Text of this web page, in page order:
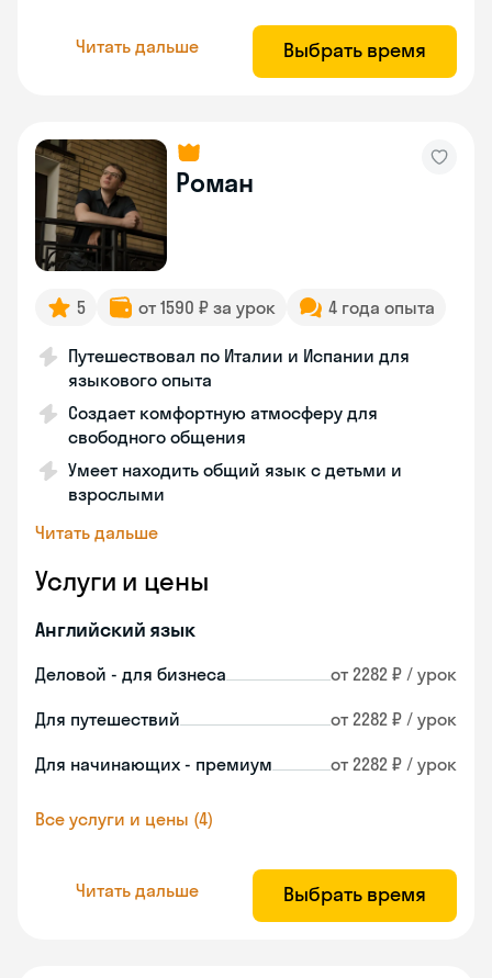
Читать дальше Выбрать время
Роман
5 от 1590 ₽ за урок 4 года опыта
Путешествовал по Италии и Испании для
языкового опыта
Создает комфортную атмосферу для
свободного общения
Умеет находить общий язык с детьми и
взрослыми
Читать дальше
Услуги и цены
Английский язык
Деловой - для бизнеса от 2282 ₽ / урок
Для путешествий от 2282 ₽ / урок
Для начинающих - премиум от 2282 ₽ / урок
Все услуги и цены (4)
Читать дальше Выбрать время